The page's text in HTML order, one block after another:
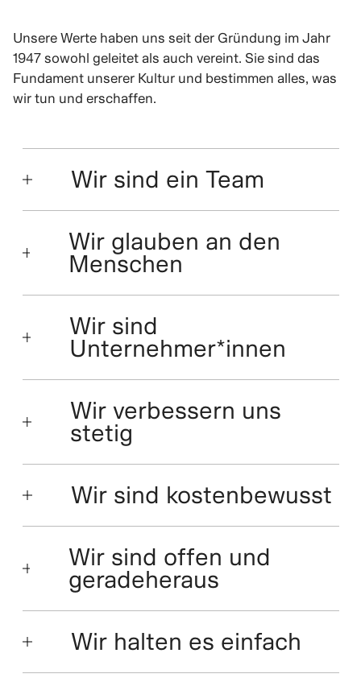
Unsere Werte haben uns seit der Gründung im Jahr
1947 sowohl geleitet als auch vereint. Sie sind das
Fundament unserer Kultur und bestimmen alles, was
wir tun und erschaffen.
Wir sind ein Team
Wir glauben an den
Menschen
Wir sind
Unternehmer*innen
Wir verbessern uns
stetig
Wir sind kostenbewusst
Wir sind offen und
geradeheraus
Wir halten es einfach